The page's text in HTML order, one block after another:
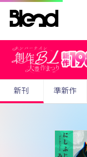
新刊 準新作